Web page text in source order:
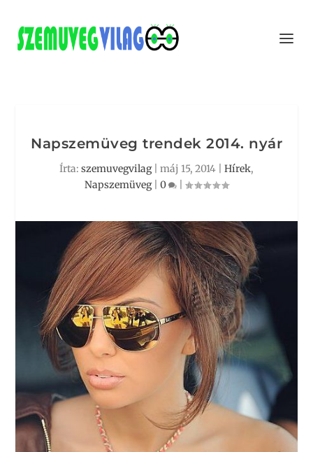
Napszemüveg trendek 2014. nyár
Írta: szemuvegvilag| máj 15, 2014 Hírek,
Napszemüveg| 0